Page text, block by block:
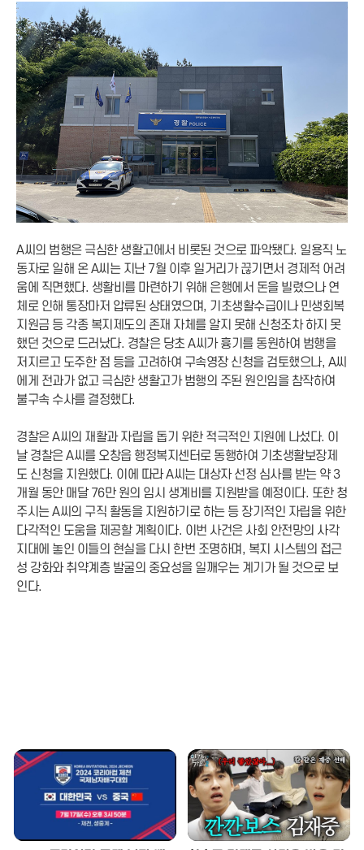
A씨의 범행은 극심한 생활고에서 비롯된 것으로 파악됐다. 일용직 노
동자로 일해 온 A씨는 지난 7월 이후 일거리가 끊기면서 경제적 어려
움에 직면했다. 생활비를 마련하기 위해 은행에서 돈을 빌렸으나 연
체로 인해 통장마저 압류된 상태였으며, 기초생활수급이나 민생회복
지원금 등 각종 복지제도의 존재 자체를 알지 못해 신청조차 하지 못
했던 것으로 드러났다. 경찰은 당초 A씨가 흉기를 동원하여 범행을
저지르고 도주한 점 등을 고려하여 구속영장 신청을 검토했으나, A씨
에게 전과가 없고 극심한 생활고가 범행의 주된 원인임을 참작하여
불구속 수사를 결정했다.
경찰은 A씨의 재활과 자립을 돕기 위한 적극적인 지원에 나섰다. 이
날 경찰은 A씨를 오창읍 행정복지센터로 동행하여 기초생활보장제
도 신청을 지원했다. 이에 따라 A씨는 대상자 선정 심사를 받는 약 3
개월 동안 매달 76만 원의 임시 생계비를 지원받을 예정이다. 또한 청
주시는 A씨의 구직 활동을 지원하기로 하는 등 장기적인 자립을 위한
다각적인 도움을 제공할 계획이다. 이번 사건은 사회 안전망의 사각
지대에 놓인 이들의 현실을 다시 한번 조명하며, 복지 시스템의 접근
성 강화와 취약계층 발굴의 중요성을 일깨우는 계기가 될 것으로 보
인다.